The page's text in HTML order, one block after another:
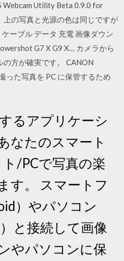
Webcam Utility Beta 0.9.0 for
の写真と光源の色は同じですが
ーブル データ 充電 画像ダウン
G7 X G9 X… カメラから
方が確実です。 CANON
った写真を PC に保管するため
るアプリケーシ
なたのスマート
/PCで写真の楽
す。 スマートフ
）やパソコン
と接続して画像
やパソコンに保